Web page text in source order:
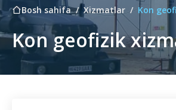
Ichki
me'yoriy
hujjatlar
Axloq
kodeksi
Bosh sahifa Xizmatlar Kon
Kon geofizik